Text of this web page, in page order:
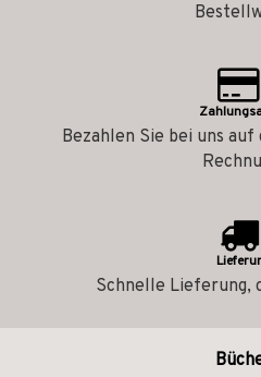
Bezahlen Sie bei uns
Schnelle Lieferung,